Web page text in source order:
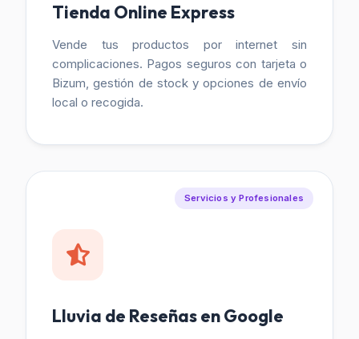
Tienda Online Express
Vende tus productos por internet sin
complicaciones. Pagos seguros con tarjeta o
Bizum, gestión de stock y opciones de envío
local o recogida.
Servicios y Profesionales
Lluvia de Reseñas en Google